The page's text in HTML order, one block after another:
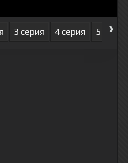
3 серия 4 серия 5 серия
›